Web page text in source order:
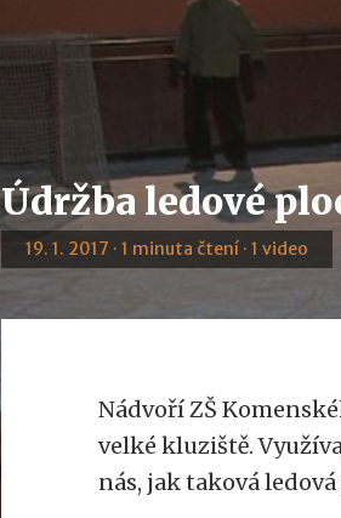
Údržba ledové
19. 1. 2017 · 1 minuta čtení · 1 video
Nádvoří ZŠ
velké kluziště.
nás, jak taková